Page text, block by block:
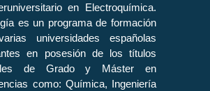
en Electroquímica.
es un programa de formación
universidades españolas
en posesión de los títulos
de Grado y Máster en
como: Química, Ingeniería